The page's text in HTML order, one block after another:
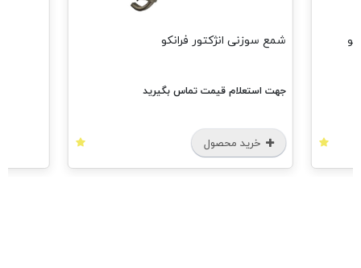
شمع سوزنی انژکتور فرانکو
جهت استعلام قیمت تماس بگیرید
خرید محصول